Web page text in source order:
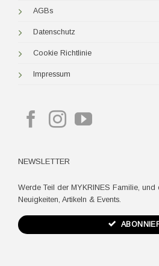
AGBs
Datenschutz
Cookie Richtlinie
Impressum
NEWSLETTER
Werde Teil der MYKRINES Familie, und
Neuigkeiten, Artikeln & Events.